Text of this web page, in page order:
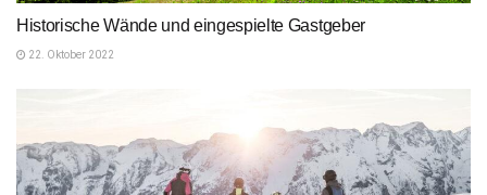
Historische Wände und eingespielte Gastgeber
22. Oktober 2022